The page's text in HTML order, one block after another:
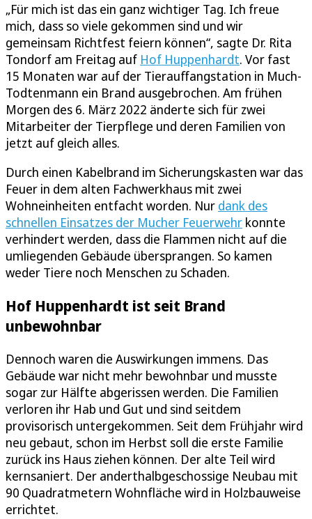
„Für mich ist das ein ganz wichtiger Tag. Ich freue
mich, dass so viele gekommen sind und wir
gemeinsam Richtfest feiern können“, sagte Dr. Rita
Tondorf am Freitag auf Hof Huppenhardt. Vor fast
15 Monaten war auf der Tierauffangstation in Much-
Todtenmann ein Brand ausgebrochen. Am frühen
Morgen des 6. März 2022 änderte sich für zwei
Mitarbeiter der Tierpflege und deren Familien von
jetzt auf gleich alles.
Durch einen Kabelbrand im Sicherungskasten war das
Feuer in dem alten Fachwerkhaus mit zwei
Wohneinheiten entfacht worden. Nur dank des
schnellen Einsatzes der Mucher Feuerwehr konnte
verhindert werden, dass die Flammen nicht auf die
umliegenden Gebäude übersprangen. So kamen
weder Tiere noch Menschen zu Schaden.
Hof Huppenhardt ist seit Brand
unbewohnbar
Dennoch waren die Auswirkungen immens. Das
Gebäude war nicht mehr bewohnbar und musste
sogar zur Hälfte abgerissen werden. Die Familien
verloren ihr Hab und Gut und sind seitdem
provisorisch untergekommen. Seit dem Frühjahr wird
neu gebaut, schon im Herbst soll die erste Familie
zurück ins Haus ziehen können. Der alte Teil wird
kernsaniert. Der anderthalbgeschossige Neubau mit
90 Quadratmetern Wohnfläche wird in Holzbauweise
errichtet.